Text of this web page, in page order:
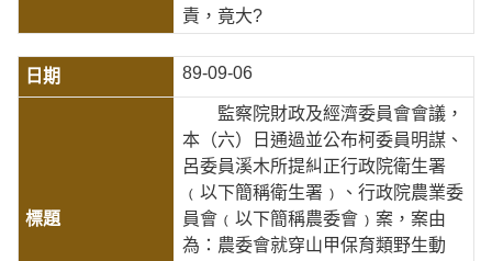
責，竟大?
89-09-06
監察院財政及經濟委員會會議，
本（六）日通過並公布柯委員明謀、
呂委員溪木所提糾正行政院衛生署
﹙以下簡稱衛生署﹚、行政院農業委
員會﹙以下簡稱農委會﹚案，案由
為：農委會就穿山甲保育類野生動